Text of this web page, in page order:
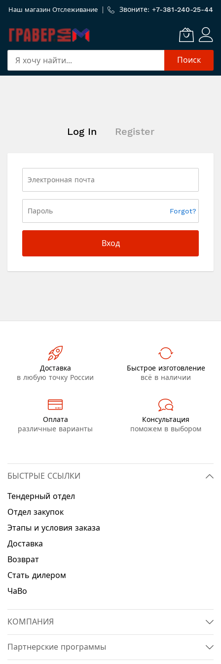
Наш магазин Отслеживание Звоните: +7-381-240-25-44
Поиск
Log In Register
Forgot?
Вход
Доставка
в любую точку России
Быстрое изготовление
всё в наличии
Оплата
различные варианты
Консультация
поможем в выбором
БЫСТРЫЕ ССЫЛКИ
Тендерный отдел
Отдел закупок
Этапы и условия заказа
Доставка
Возврат
Стать дилером
ЧаВо
КОМПАНИЯ
Партнерские программы